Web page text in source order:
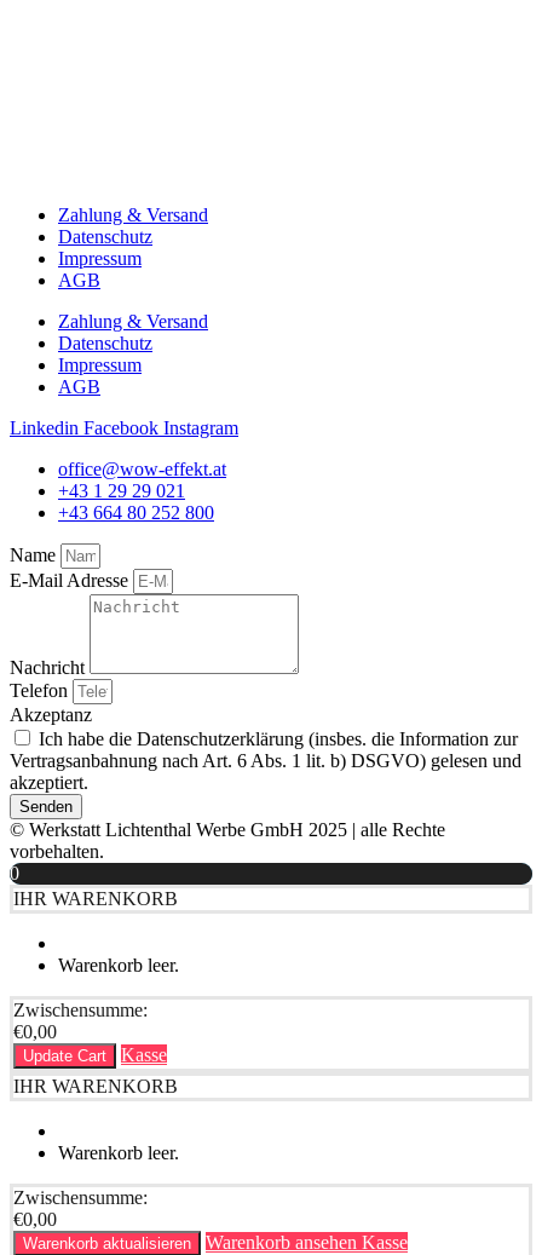
Zahlung & Versand
Datenschutz
Impressum
AGB
Zahlung & Versand
Datenschutz
Impressum
AGB
Linkedin Facebook Instagram
office@wow-effekt.at
+43 1 29 29 021
+43 664 80 252 800
Name
E-Mail Adresse
Nachricht
Telefon
Akzeptanz
Ich habe die Datenschutzerklärung (insbes. die Information zur
Vertragsanbahnung nach Art. 6 Abs. 1 lit. b) DSGVO) gelesen und
akzeptiert.
Senden
© Werkstatt Lichtenthal Werbe GmbH 2025 | alle Rechte
vorbehalten.
0
IHR WARENKORB
Warenkorb leer.
Zwischensumme:
€0,00
Update Cart
Kasse
IHR WARENKORB
Warenkorb leer.
Zwischensumme:
€0,00
Warenkorb aktualisieren Warenkorb ansehen Kasse